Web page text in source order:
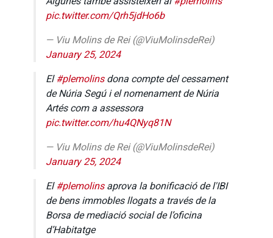
pic.twitter.com/Qrh5jdHo6b
— Viu Molins de Rei (@ViuMolinsdeRei)
January 25, 2024
El#plemolinsdona compte del cessament
de Núria Segú i el nomenament de Núria
Artés com a assessora
pic.twitter.com/hu4QNyq81N
— Viu Molins de Rei (@ViuMolinsdeRei)
January 25, 2024
El#plemolinsaprova la bonificació de l'IBI
de bens immobles llogats a través de la
Borsa de mediació social de l’oficina
d’Habitatge